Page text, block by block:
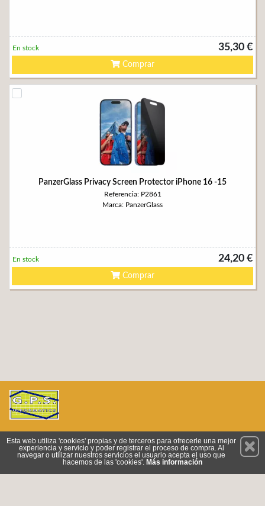
35,30 €
En stock
Comprar
PanzerGlass Privacy Screen Protector iPhone 16 -15
Referencia: P2861
Marca: PanzerGlass
24,20 €
En stock
Comprar
Suscríbete
Esta web utiliza 'cookies' propias y de terceros para ofrecerle una mejor
experiencia y servicio y poder registrar el proceso de compra. Al
navegar o utilizar nuestros servicios el usuario acepta el uso que
hacemos de las 'cookies'. Más información